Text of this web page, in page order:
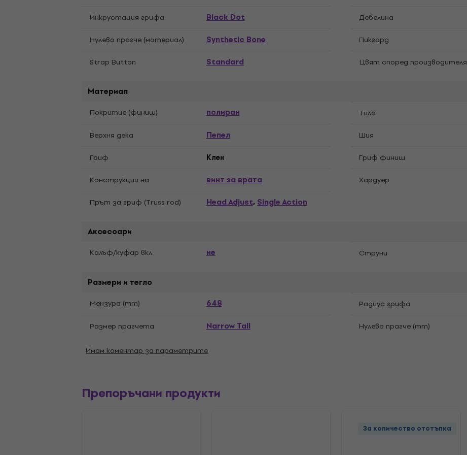
Инкрустация грифа Black Dot Дебелина
Нулево прагче (материал) Synthetic Bone Пикгард
Strap Button Standard Цвят според производителя
Материал
Покритие (финиш) полиран Tяло
Верхня дека Пепел Шия
Гриф
Kлен Гриф финиш
Конструкция на винт за врата Хардуер
Прът за гриф (Truss rod) Head Adjust,Single Action
Аксесоари
Калъф/kуфар вкл. не Струни
Размери и тегло
Мензура (mm) 648 Pадиус грифа
Pазмер прагчета Narrow Tall Нулево прагче (mm)
Имам коментар за параметрите
Препоръчани продукти
За количество отстъпка